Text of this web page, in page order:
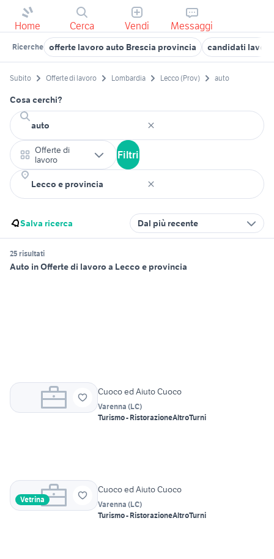
Home Cerca Vendi Messaggi
Ricerche offerte lavoro auto Brescia provincia candidati
Subito Offerte di lavoro Lombardia Lecco (Prov) auto
Cosa cerchi?
Offerte di
lavoro
Filtri
Salva ricerca Dal più recente
25 risultati
Auto in Offerte di lavoro a Lecco e provincia
Cuoco ed Aiuto Cuoco
Varenna (LC)
Turismo - RistorazioneAltroTurni
Vetrina
Cuoco ed Aiuto Cuoco
Varenna (LC)
Turismo - RistorazioneAltroTurni